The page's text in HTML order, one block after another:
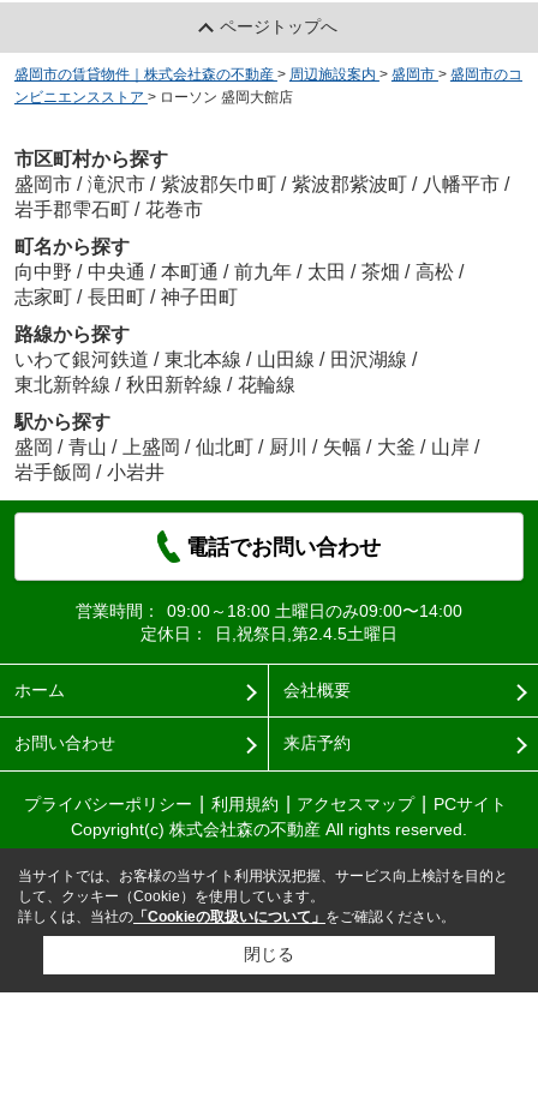
ページトップへ
盛岡市の賃貸物件｜株式会社森の不動産 > 周辺施設案内 > 盛岡市 > 盛岡市のコ
ンビニエンスストア > ローソン 盛岡大館店
市区町村から探す
盛岡市 / 滝沢市 / 紫波郡矢巾町 / 紫波郡紫波町 / 八幡平市 /
岩手郡雫石町 / 花巻市
町名から探す
向中野 / 中央通 / 本町通 / 前九年 / 太田 / 茶畑 / 高松 /
志家町 / 長田町 / 神子田町
路線から探す
いわて銀河鉄道 / 東北本線 / 山田線 / 田沢湖線 /
東北新幹線 / 秋田新幹線 / 花輪線
駅から探す
盛岡 / 青山 / 上盛岡 / 仙北町 / 厨川 / 矢幅 / 大釜 / 山岸 /
岩手飯岡 / 小岩井
電話でお問い合わせ
営業時間：
09:00～18:00 土曜日のみ09:00〜14:00
定休日：
日,祝祭日,第2.4.5土曜日
ホーム 会社概要
お問い合わせ 来店予約
プライバシーポリシー 利用規約 アクセスマップ
PCサイト
Copyright(c) 株式会社森の不動産 All rights reserved.
当サイトでは、お客様の当サイト利用状況把握、サービス向上検討を目的と
して、クッキー（Cookie）を使用しています。
詳しくは、当社の 「Cookieの取扱いについて」 をご確認ください。
閉じる